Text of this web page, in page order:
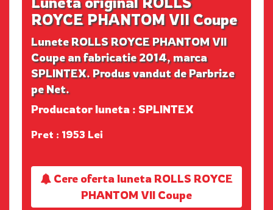
ROYCE PHANTOM VII Coupe
Lunete ROLLS ROYCE PHANTOM VII
Coupe an fabricatie 2014, marca
SPLINTEX. Produs vandut de Parbrize
pe Net.
Producator luneta : SPLINTEX
Pret : 1953 Lei
Cere oferta luneta ROLLS ROYCE
PHANTOM VII Coupe